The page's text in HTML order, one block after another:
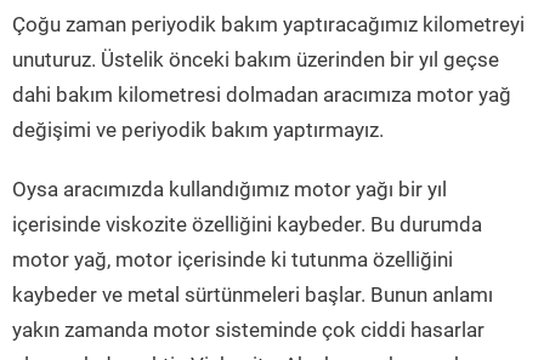
Çoğu zaman periyodik bakım yaptıracağımız kilometreyi
unuturuz. Üstelik önceki bakım üzerinden bir yıl geçse
dahi bakım kilometresi dolmadan aracımıza motor yağ
değişimi ve periyodik bakım yaptırmayız.
Oysa aracımızda kullandığımız motor yağı bir yıl
içerisinde viskozite özelliğini kaybeder. Bu durumda
motor yağ, motor içerisinde ki tutunma özelliğini
kaybeder ve metal sürtünmeleri başlar. Bunun anlamı
yakın zamanda motor sisteminde çok ciddi hasarlar